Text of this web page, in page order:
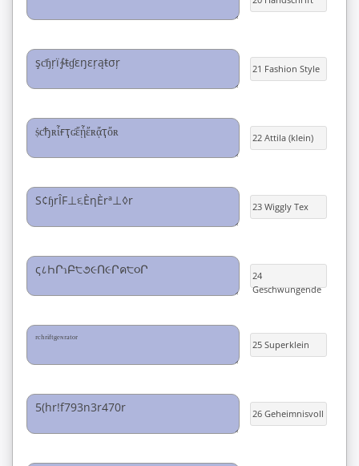
21 Fashion Style
22 Attila (klein)
23 Wiggly Tex
24
Geschwungende
25 Superklein
26 Geheimnisvoll